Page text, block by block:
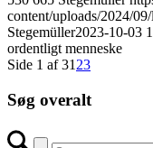
content/uploads/2024/
Stegemüller2023-10-03
ordentligt menneske
Side 1 af 31 23
Søg overalt